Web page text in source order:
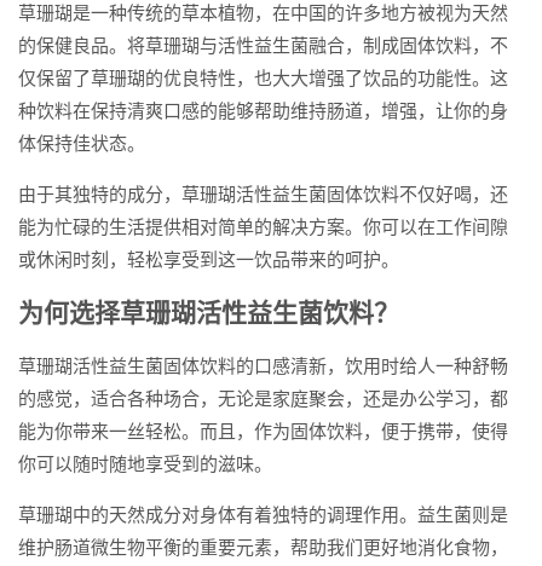
草珊瑚是一种传统的草本植物，在中国的许多地方被视为天然
的保健良品。将草珊瑚与活性益生菌融合，制成固体饮料，不
仅保留了草珊瑚的优良特性，也大大增强了饮品的功能性。这
种饮料在保持清爽口感的能够帮助维持肠道，增强，让你的身
体保持佳状态。
由于其独特的成分，草珊瑚活性益生菌固体饮料不仅好喝，还
能为忙碌的生活提供相对简单的解决方案。你可以在工作间隙
或休闲时刻，轻松享受到这一饮品带来的呵护。
为何选择草珊瑚活性益生菌饮料？
草珊瑚活性益生菌固体饮料的口感清新，饮用时给人一种舒畅
的感觉，适合各种场合，无论是家庭聚会，还是办公学习，都
能为你带来一丝轻松。而且，作为固体饮料，便于携带，使得
你可以随时随地享受到的滋味。
草珊瑚中的天然成分对身体有着独特的调理作用。益生菌则是
维护肠道微生物平衡的重要元素，帮助我们更好地消化食物，